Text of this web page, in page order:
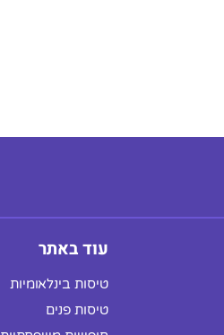
עוד באתר
טיסות בינלאומיות
טיסות פנים